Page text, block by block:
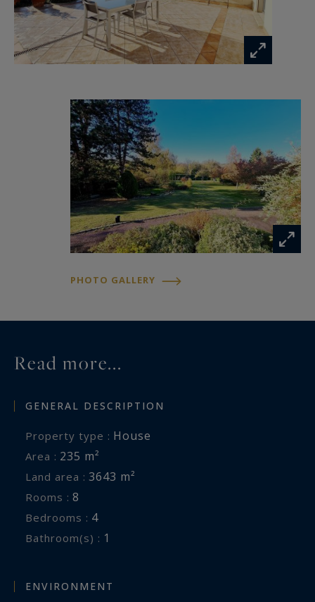
chaufferie, une pièce de stockage et deux
stationnements.
complètent le bien.
Environnement calme et privilégié.
La propriété est confortable et spacieuse avec
des prestations de qualité.
À découvrir rapidement …
Information on the risks to which this property
PHOTO GALLERY
Read more...
GENERAL DESCRIPTION
Property type : House
Area : 235 m²
Land area : 3643 m²
Rooms : 8
Bedrooms : 4
Bathroom(s) : 1
ENVIRONMENT